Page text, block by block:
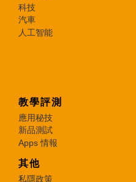
科技
汽車
人工智能
教學評測
應用秘技
新品測試
Apps 情報
其他
私隱政策